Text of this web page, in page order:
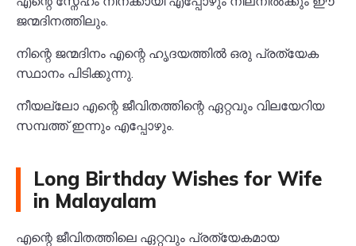
ജന്മദിനത്തിലും.
നിന്റെ ജന്മദിനം എന്റെ ഹൃദയത്തിൽ ഒരു പ്രത്യേക
സ്ഥാനം പിടിക്കുന്നു.
നീയല്ലോ എന്റെ ജീവിതത്തിന്റെ ഏറ്റവും വിലയേറിയ
സമ്പത്ത് ഇന്നും എപ്പോഴും.
Long Birthday Wishes for Wife
in Malayalam
എന്റെ ജീവിതത്തിലെ ഏറ്റവും പ്രത്യേകമായ